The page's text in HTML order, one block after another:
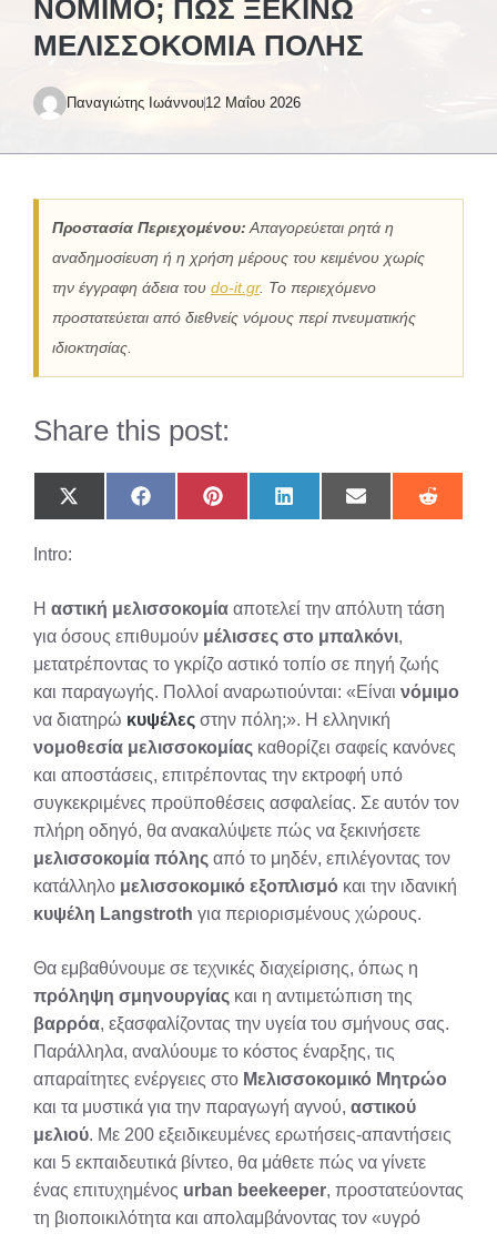
ΝΌΜΙΜΟ; ΠΏΣ ΞΕΚΙΝΏ
ΜΕΛΙΣΣΟΚΟΜΊΑ ΠΌΛΗΣ
Παναγιώτης Ιωάννου12 Μαΐου 2026
Προστασία Περιεχομένου: Απαγορεύεται ρητά η
αναδημοσίευση ή η χρήση μέρους του κειμένου χωρίς
την έγγραφη άδεια του do-it.gr. Το περιεχόμενο
προστατεύεται από διεθνείς νόμους περί πνευματικής
ιδιοκτησίας.
Share this post:
Share
on
(Twitter)
Share
on
Share
on
Share
on
Share
on
Share
on
Intro:
Η αστική μελισσοκομία αποτελεί την απόλυτη τάση
για όσους επιθυμούν μέλισσες στο μπαλκόνι,
μετατρέποντας το γκρίζο αστικό τοπίο σε πηγή ζωής
και παραγωγής. Πολλοί αναρωτιούνται: «Είναι νόμιμο
να διατηρώ κυψέλες στην πόλη;». Η ελληνική
νομοθεσία μελισσοκομίας καθορίζει σαφείς κανόνες
και αποστάσεις, επιτρέποντας την εκτροφή υπό
συγκεκριμένες προϋποθέσεις ασφαλείας. Σε αυτόν τον
πλήρη οδηγό, θα ανακαλύψετε πώς να ξεκινήσετε
μελισσοκομία πόλης από το μηδέν, επιλέγοντας τον
κατάλληλο μελισσοκομικό εξοπλισμό και την ιδανική
κυψέλη Langstroth για περιορισμένους χώρους.
Θα εμβαθύνουμε σε τεχνικές διαχείρισης, όπως η
πρόληψη σμηνουργίας και η αντιμετώπιση της
βαρρόα, εξασφαλίζοντας την υγεία του σμήνους σας.
Παράλληλα, αναλύουμε το κόστος έναρξης, τις
απαραίτητες ενέργειες στο Μελισσοκομικό Μητρώο
και τα μυστικά για την παραγωγή αγνού, αστικού
μελιού. Με 200 εξειδικευμένες ερωτήσεις-απαντήσεις
και 5 εκπαιδευτικά βίντεο, θα μάθετε πώς να γίνετε
ένας επιτυχημένος urban beekeeper, προστατεύοντας
τη βιοποικιλότητα και απολαμβάνοντας τον «υγρό